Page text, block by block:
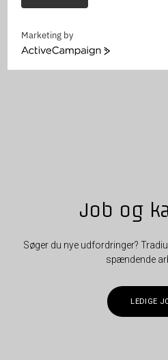
Marketing by
ActiveCampaign
Job og
Søger du nye udfordringer?
spændende
LEDIGE